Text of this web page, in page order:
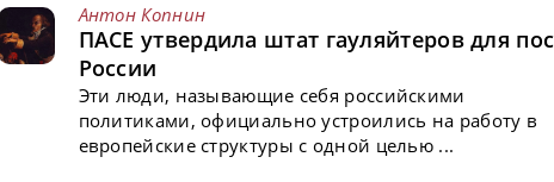
Антон Копнин
ПАСЕ утвердила штат гауляйтеров для
России
Эти люди, называющие себя российскими
политиками, официально устроились на работу в
европейские структуры с одной целью ...